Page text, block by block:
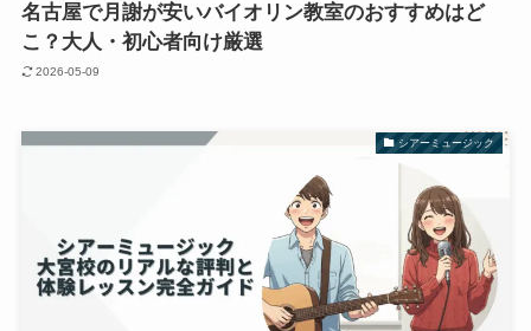
名古屋で月謝が安いバイオリン教室のおすすめはど
こ？大人・初心者向け厳選
2026-05-09
シアーミュージック